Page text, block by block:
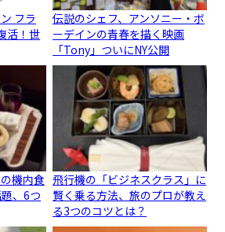
フラ
活！世
伝説のシェフ、アンソニー・ボ
ーデインの青春を描く映画
「Tony」ついにNY公開
機内食
、6つ
飛行機の「ビジネスクラス」に
賢く乗る方法、旅のプロが教え
る3つのコツとは？